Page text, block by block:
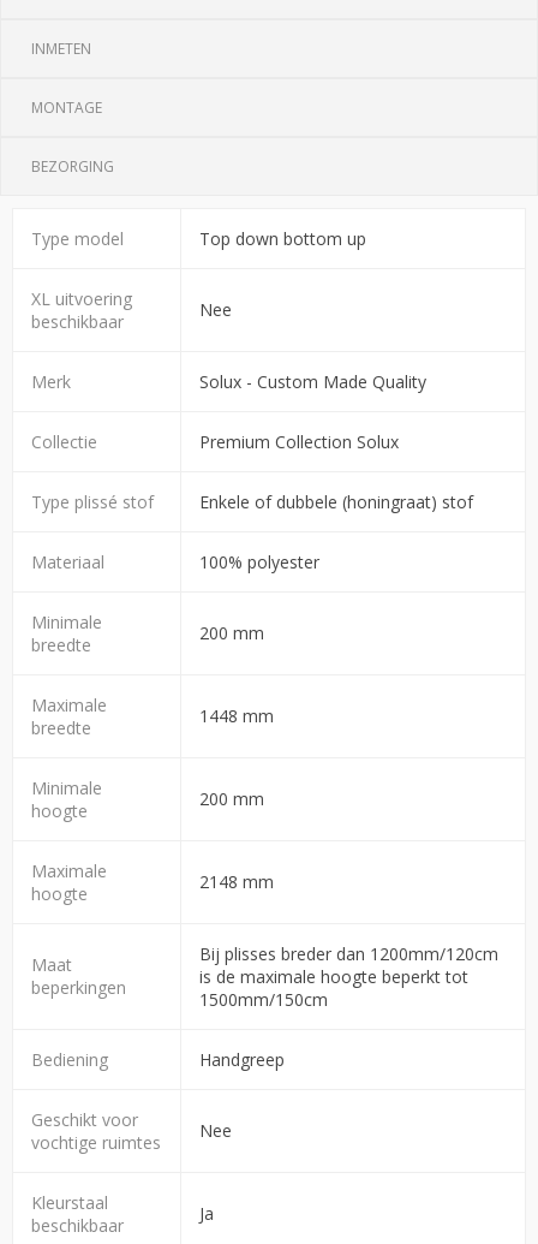
INMETEN
MONTAGE
BEZORGING
Type model Top down bottom up
XL uitvoering
beschikbaar
Nee
Merk Solux - Custom Made Quality
Collectie Premium Collection Solux
Type plissé stof Enkele of dubbele (honingraat) stof
Materiaal 100% polyester
Minimale
breedte
200 mm
Maximale
breedte
1448 mm
Minimale
hoogte
200 mm
Maximale
hoogte
2148 mm
Maat
beperkingen
Bij plisses breder dan 1200mm/120cm
is de maximale hoogte beperkt tot
1500mm/150cm
Bediening Handgreep
Geschikt voor
vochtige ruimtes
Nee
Kleurstaal
beschikbaar
Ja